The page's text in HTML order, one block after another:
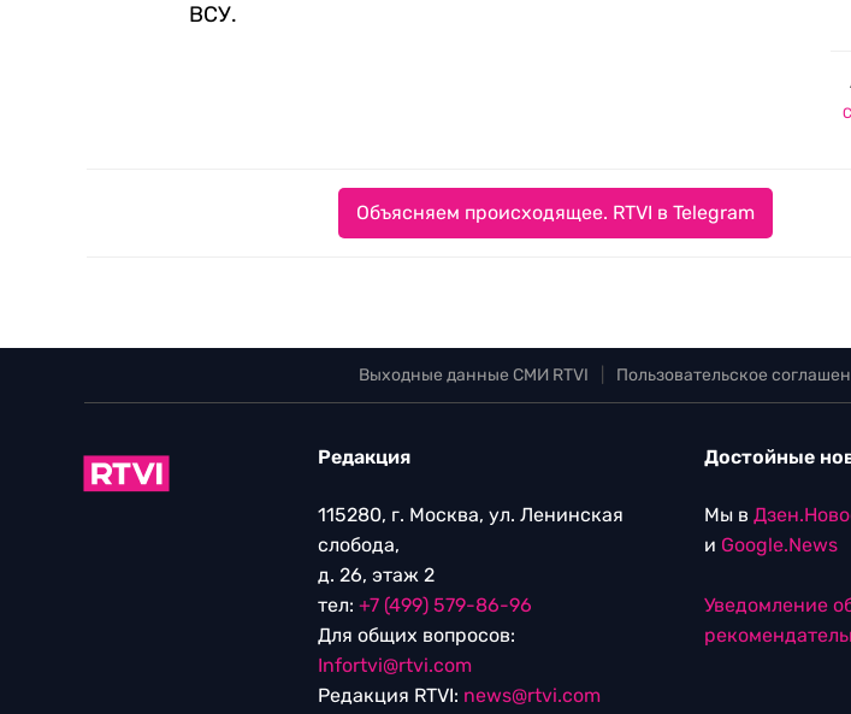
ВСУ.
Объясняем происходящее. RTVI в Telegram
Выходные данные СМИ RTVI Пользовательское
Редакция
115280, г. Москва, ул. Ленинская
слобода,
д. 26, этаж 2
тел: +7 (499) 579-86-96
Для общих вопросов:
Infortvi@rtvi.com
Редакция RTVI: news@rtvi.com
Достойные
Мы в
и Google.News
Уведомление